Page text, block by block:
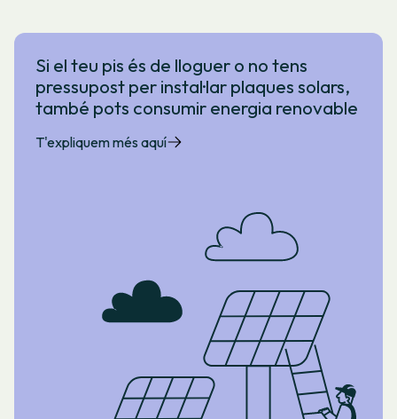
Si el teu pis és de lloguer o no tens
pressupost per instal·lar plaques solars,
també pots consumir energia renovable
T'expliquem més aquí